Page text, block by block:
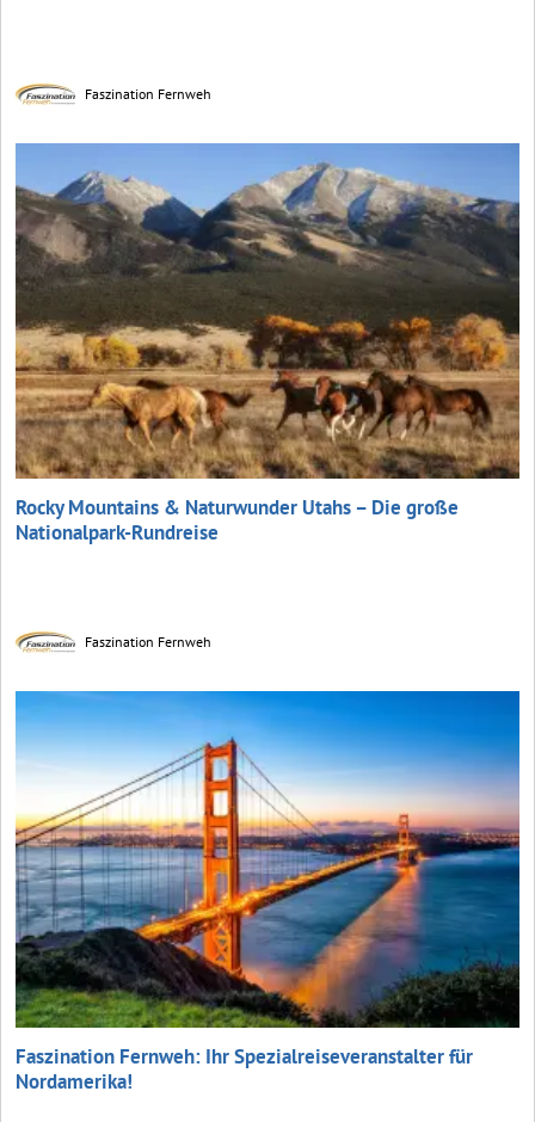
Faszination Fernweh
Rocky Mountains & Naturwunder Utahs – Die große
Nationalpark-Rundreise
Faszination Fernweh
Faszination Fernweh: Ihr Spezialreiseveranstalter für
Nordamerika!